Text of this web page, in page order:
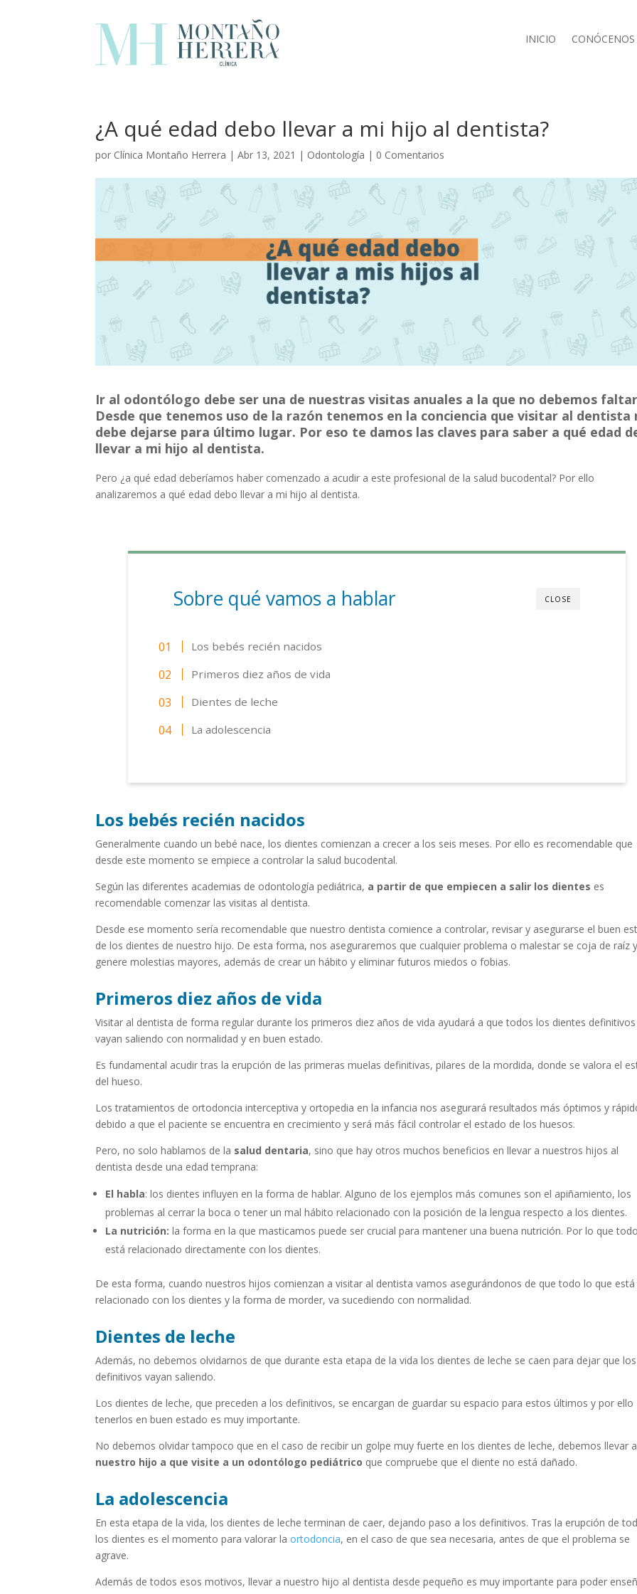
INICIO CONÓCENOS
¿A qué edad debo llevar a mi hijo al dentista?
por Clínica Montaño Herrera |Abr 13, 2021 | Odontología | 0 Comentarios
Ir al odontólogo debe ser una de nuestras visitas anuales a la que no debemos
Desde que tenemos uso de la razón tenemos en la conciencia que visitar al dentista
debe dejarse para último lugar. Por eso te damos las claves para saber a qué edad
llevar a mi hijo al dentista.
Pero ¿a qué edad deberíamos haber comenzado a acudir a este profesional de la salud bucodental? Por ello
analizaremos a qué edad debo llevar a mi hijo al dentista.
CLOSE
Sobre qué vamos a hablar
Los bebés recién nacidos
Primeros diez años de vida
Dientes de leche
La adolescencia
Los bebés recién nacidos
Generalmente cuando un bebé nace, los dientes comienzan a crecer a los seis meses. Por ello es recomendable que
desde este momento se empiece a controlar la salud bucodental.
Según las diferentes academias de odontología pediátrica, a partir de que empiecen a salir los dientes es
recomendable comenzar las visitas al dentista.
Desde ese momento sería recomendable que nuestro dentista comience a controlar, revisar y asegurarse el buen
de los dientes de nuestro hijo. De esta forma, nos aseguraremos que cualquier problema o malestar se coja de raíz
genere molestias mayores, además de crear un hábito y eliminar futuros miedos o fobias.
Primeros diez años de vida
Visitar al dentista de forma regular durante los primeros diez años de vida ayudará a que todos los dientes definitivos
vayan saliendo con normalidad y en buen estado.
Es fundamental acudir tras la erupción de las primeras muelas definitivas, pilares de la mordida, donde se valora el
del hueso.
Los tratamientos de ortodoncia interceptiva y ortopedia en la infancia nos asegurará resultados más óptimos y
debido a que el paciente se encuentra en crecimiento y será más fácil controlar el estado de los huesos.
Pero, no solo hablamos de la salud dentaria, sino que hay otros muchos beneficios en llevar a nuestros hijos al
dentista desde una edad temprana:
El habla: los dientes influyen en la forma de hablar. Alguno de los ejemplos más comunes son el apiñamiento, los
problemas al cerrar la boca o tener un mal hábito relacionado con la posición de la lengua respecto a los dientes.
La nutrición: la forma en la que masticamos puede ser crucial para mantener una buena nutrición. Por lo que todo
está relacionado directamente con los dientes.
De esta forma, cuando nuestros hijos comienzan a visitar al dentista vamos asegurándonos de que todo lo que está
relacionado con los dientes y la forma de morder, va sucediendo con normalidad.
Dientes de leche
Además, no debemos olvidarnos de que durante esta etapa de la vida los dientes de leche se caen para dejar que los
definitivos vayan saliendo.
Los dientes de leche, que preceden a los definitivos, se encargan de guardar su espacio para estos últimos y por ello
tenerlos en buen estado es muy importante.
No debemos olvidar tampoco que en el caso de recibir un golpe muy fuerte en los dientes de leche, debemos llevar a
nuestro hijo a que visite a un odontólogo pediátrico que compruebe que el diente no está dañado.
La adolescencia
En esta etapa de la vida, los dientes de leche terminan de caer, dejando paso a los definitivos. Tras la erupción de
los dientes es el momento para valorar laortodoncia, en el caso de que sea necesaria, antes de que el problema se
agrave.
Además de todos esos motivos, llevar a nuestro hijo al dentista desde pequeño es muy importante para poder